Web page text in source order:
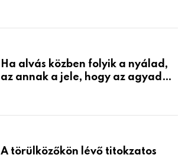
életemet
Ha alvás közben folyik a nyálad,
az annak a jele, hogy az agyad…
A törülközőkön lévő titokzatos